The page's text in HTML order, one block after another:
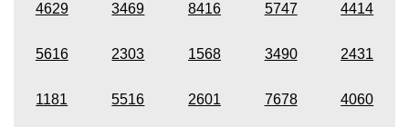
4629 3469 8416 5747 4414
5616 2303 1568 3490 2431
1181 5516 2601 7678 4060